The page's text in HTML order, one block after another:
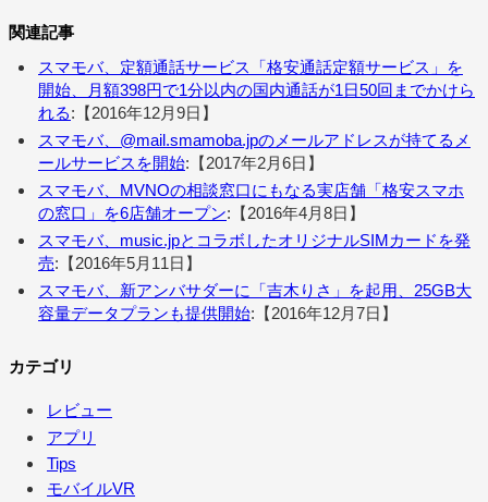
関連記事
スマモバ、定額通話サービス「格安通話定額サービス」を
開始、月額398円で1分以内の国内通話が1日50回までかけら
れる:【2016年12月9日】
スマモバ、@mail.smamoba.jpのメールアドレスが持てるメ
ールサービスを開始:【2017年2月6日】
スマモバ、MVNOの相談窓口にもなる実店舗「格安スマホ
の窓口」を6店舗オープン:【2016年4月8日】
スマモバ、music.jpとコラボしたオリジナルSIMカードを発
売:【2016年5月11日】
スマモバ、新アンバサダーに「吉木りさ」を起用、25GB大
容量データプランも提供開始:【2016年12月7日】
カテゴリ
レビュー
アプリ
Tips
モバイルVR